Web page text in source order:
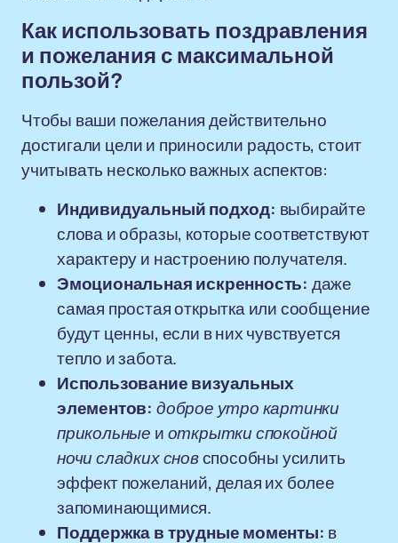
Как использовать поздравления
и пожелания с максимальной
пользой?
Чтобы ваши пожелания действительно
достигали цели и приносили радость, стоит
учитывать несколько важных аспектов:
Индивидуальный подход: выбирайте
слова и образы, которые соответствуют
характеру и настроению получателя.
Эмоциональная искренность: даже
самая простая открытка или сообщение
будут ценны, если в них чувствуется
тепло и забота.
Использование визуальных
элементов: доброе утро картинки
прикольные иоткрытки спокойной
ночи сладких сновспособны усилить
эффект пожеланий, делая их более
запоминающимися.
Поддержка в трудные моменты: в